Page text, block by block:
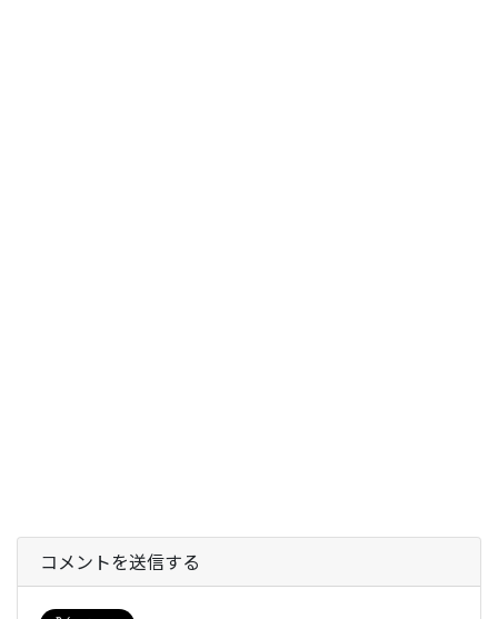
コメントを送信する